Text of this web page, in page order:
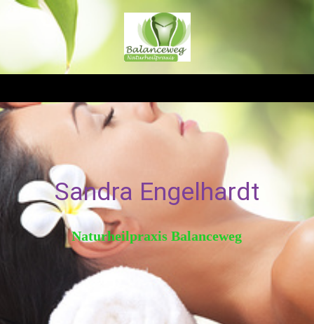
Sandra Engelhardt
Naturheilpraxis Balanceweg